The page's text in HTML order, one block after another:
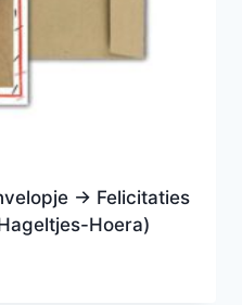
-> Felicitaties
Hoera)